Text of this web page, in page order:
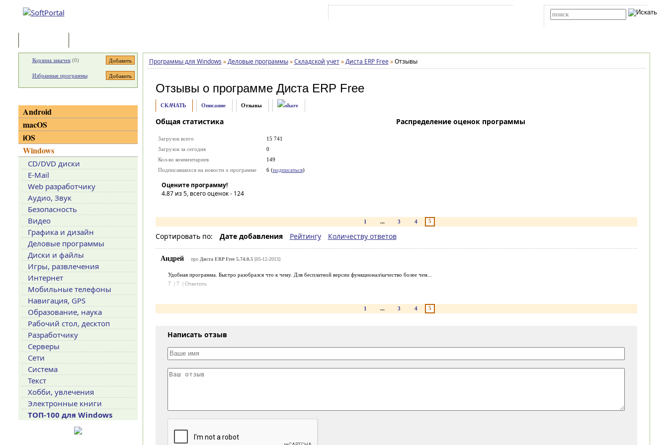
Программы для Windows » Деловые программы » Складской учет » Диста ERP Free » Отзывы
Отзывы о программе Диста ERP Free
СКАЧАТЬ Описание Отзывы
Общая статистика
Загрузок всего
15 741
Загрузок за сегодня
0
Кол-во комментариев
149
Подписавшихся на новости о программе
6 (подписаться)
Оцените программу!
4.87из 5, всего оценок - 124
Распределение оценок программы
1 ... 3 4 5
Сортировать по: Дате добавления Рейтингу Количеству ответов
Андрей про Диста ERP Free 5.74.0.5[05-12-2013]
Удобная программа. Быстро разобрался что к чему. Для бесплатной версии функционал/качество более чем...
7
| 7 | Ответить
1 ... 3 4 5
Написать отзыв
Корзина закачек(0)
Избранные программы
Android
macOS
iOS
Windows
CD/DVD диски
E-Mail
Web разработчику
Аудио, Звук
Безопасность
Видео
Графика и дизайн
Деловые программы
Диски и файлы
Игры, развлечения
Интернет
Мобильные телефоны
Навигация, GPS
Образование, наука
Рабочий стол, десктоп
Разработчику
Серверы
Сети
Система
Текст
Хобби, увлечения
Электронные книги
ТОП-100 для Windows